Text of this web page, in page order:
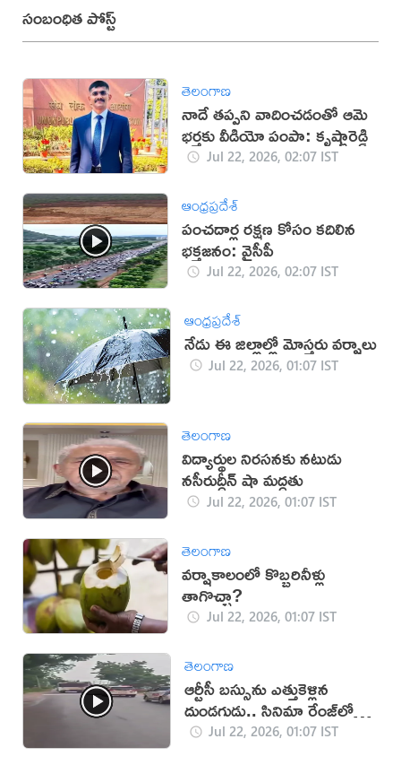
సంబంధిత పోస్ట్
తెలంగాణ
నాదే తప్పని వాదించడంతో ఆమె
భర్తకు వీడియో పంపా: కృష్ణారెడ్డి
Jul 22, 2026, 02:07 IST
ఆంధ్రప్రదేశ్
పంచదార్ల రక్షణ కోసం కదిలిన
భక్తజనం: వైసీపీ
Jul 22, 2026, 02:07 IST
ఆంధ్రప్రదేశ్
నేడు ఈ జిల్లాల్లో మోస్తరు వర్షాలు
Jul 22, 2026, 01:07 IST
తెలంగాణ
విద్యార్థుల నిరసనకు నటుడు
నసీరుద్దీన్ షా మద్దతు
Jul 22, 2026, 01:07 IST
తెలంగాణ
వర్షాకాలంలో కొబ్బరినీళ్లు
తాగొచ్చా?
Jul 22, 2026, 01:07 IST
తెలంగాణ
ఆర్టీసీ బస్సును ఎత్తుకెళ్లిన
దుండగుడు.. సినిమా రేంజ్‌లో
ఛేజింగ్!
Jul 22, 2026, 01:07 IST